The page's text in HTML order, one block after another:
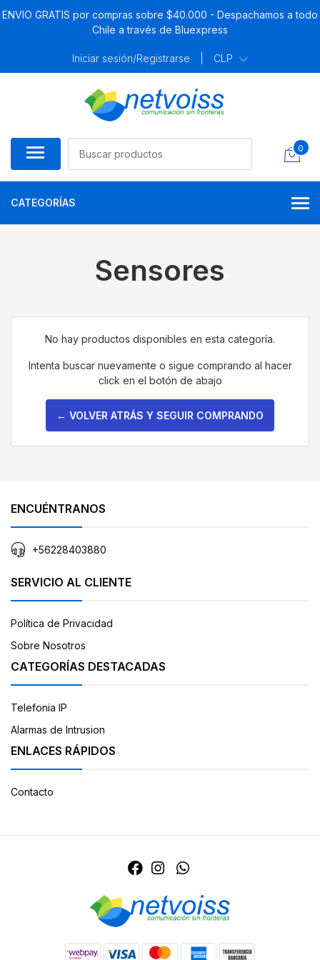
ENVIO GRATIS por compras sobre $40.000 - Despachamos a todo
Chile a través de Bluexpress
Iniciar sesión/Registrarse CLP
0
CATEGORÍAS
Sensores
No hay productos disponibles en esta categoría.
Intenta buscar nuevamente o sigue comprando al hacer
click en el botón de abajo
← VOLVER ATRÁS Y SEGUIR COMPRANDO
ENCUÉNTRANOS
+56228403880
SERVICIO AL CLIENTE
Política de Privacidad
Sobre Nosotros
CATEGORÍAS DESTACADAS
Telefonia IP
Alarmas de Intrusion
ENLACES RÁPIDOS
Contacto